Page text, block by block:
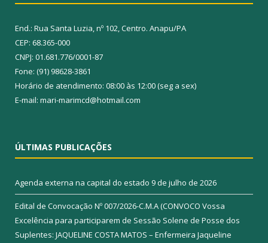
End.: Rua Santa Luzia, nº 102, Centro. Anapu/PA
CEP: 68.365-000
CNPJ: 01.681.776/0001-87
Fone: (91) 98628-3861
Horário de atendimento: 08:00 às 12:00 (seg a sex)
E-mail: mari-marimcd@hotmail.com
ÚLTIMAS PUBLICAÇÕES
Agenda externa na capital do estado 9 de julho de 2026
Edital de Convocação Nº 007/2026-C.M.A (CONVOCO Vossa
Excelência para participarem de Sessão Solene de Posse dos
Suplentes: JAQUELINE COSTA MATOS – Enfermeira Jaqueline